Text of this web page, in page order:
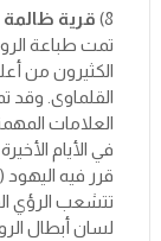
8) قرية
الكثيرون من
العلامات
في الأيام
قرر فيه
تتشعب الرؤي
لسان أبطال